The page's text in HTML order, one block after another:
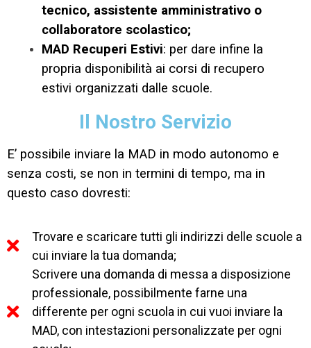
tecnico, assistente amministrativo o
collaboratore scolastico;
MAD Recuperi Estivi: per dare infine la
propria disponibilità ai corsi di recupero
estivi organizzati dalle scuole.
Il Nostro Servizio
E’ possibile inviare la MAD in modo autonomo e
senza costi, se non in termini di tempo, ma in
questo caso dovresti:
Trovare e scaricare tutti gli indirizzi delle scuole a
cui inviare la tua domanda;
Scrivere una domanda di messa a disposizione
professionale, possibilmente farne una
differente per ogni scuola in cui vuoi inviare la
MAD, con intestazioni personalizzate per ogni